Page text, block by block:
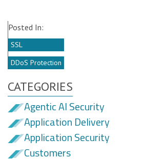
Posted In:
SSL
DDoS Protection
CATEGORIES
Agentic AI Security
Application Delivery
Application Security
Customers